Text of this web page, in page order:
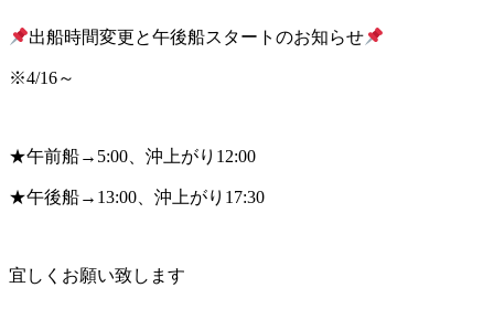
出船時間変更と午後船スタートのお知らせ
※4/16～
★午前船→5:00、沖上がり12:00
★午後船→13:00、沖上がり17:30
宜しくお願い致します